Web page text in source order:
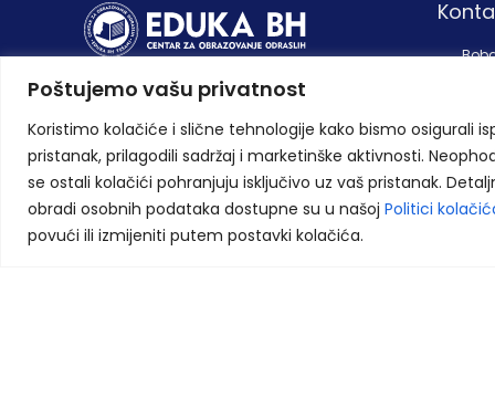
Poštujemo vašu privatnost
Koristimo kolačiće i slične tehnologije kako bismo osigurali
pristanak, prilagodili sadržaj i marketinške aktivnosti.
se ostali kolačići pohranjuju isključivo uz vaš pristanak.
obradi osobnih podataka dostupne su u našoj Politici
povući ili izmijeniti putem postavki kolačića.
Osnovali smo centar za obrazovanje
privatnu školsku ustanovu ovlaštenu od
strane strane Ministarstva obrazovanja,
nauke, kulture i sporta ZE-DO kantona.
Zapratite nas na društvenim mrežama